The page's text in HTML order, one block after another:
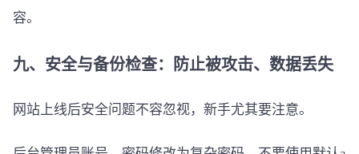
容。
九、安全与备份检查：防止被攻击、数据丢失
网站上线后安全问题不容忽视，新手尤其要注意。